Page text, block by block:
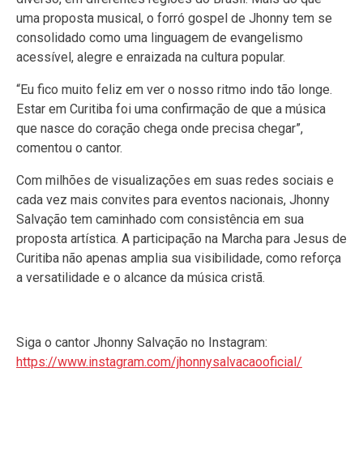
uma proposta musical, o forró gospel de Jhonny tem se
consolidado como uma linguagem de evangelismo
acessível, alegre e enraizada na cultura popular.
“Eu fico muito feliz em ver o nosso ritmo indo tão longe.
Estar em Curitiba foi uma confirmação de que a música
que nasce do coração chega onde precisa chegar”,
comentou o cantor.
Com milhões de visualizações em suas redes sociais e
cada vez mais convites para eventos nacionais, Jhonny
Salvação tem caminhado com consistência em sua
proposta artística. A participação na Marcha para Jesus de
Curitiba não apenas amplia sua visibilidade, como reforça
a versatilidade e o alcance da música cristã.
Siga o cantor Jhonny Salvação no Instagram:
https://www.instagram.com/jhonnysalvacaooficial/